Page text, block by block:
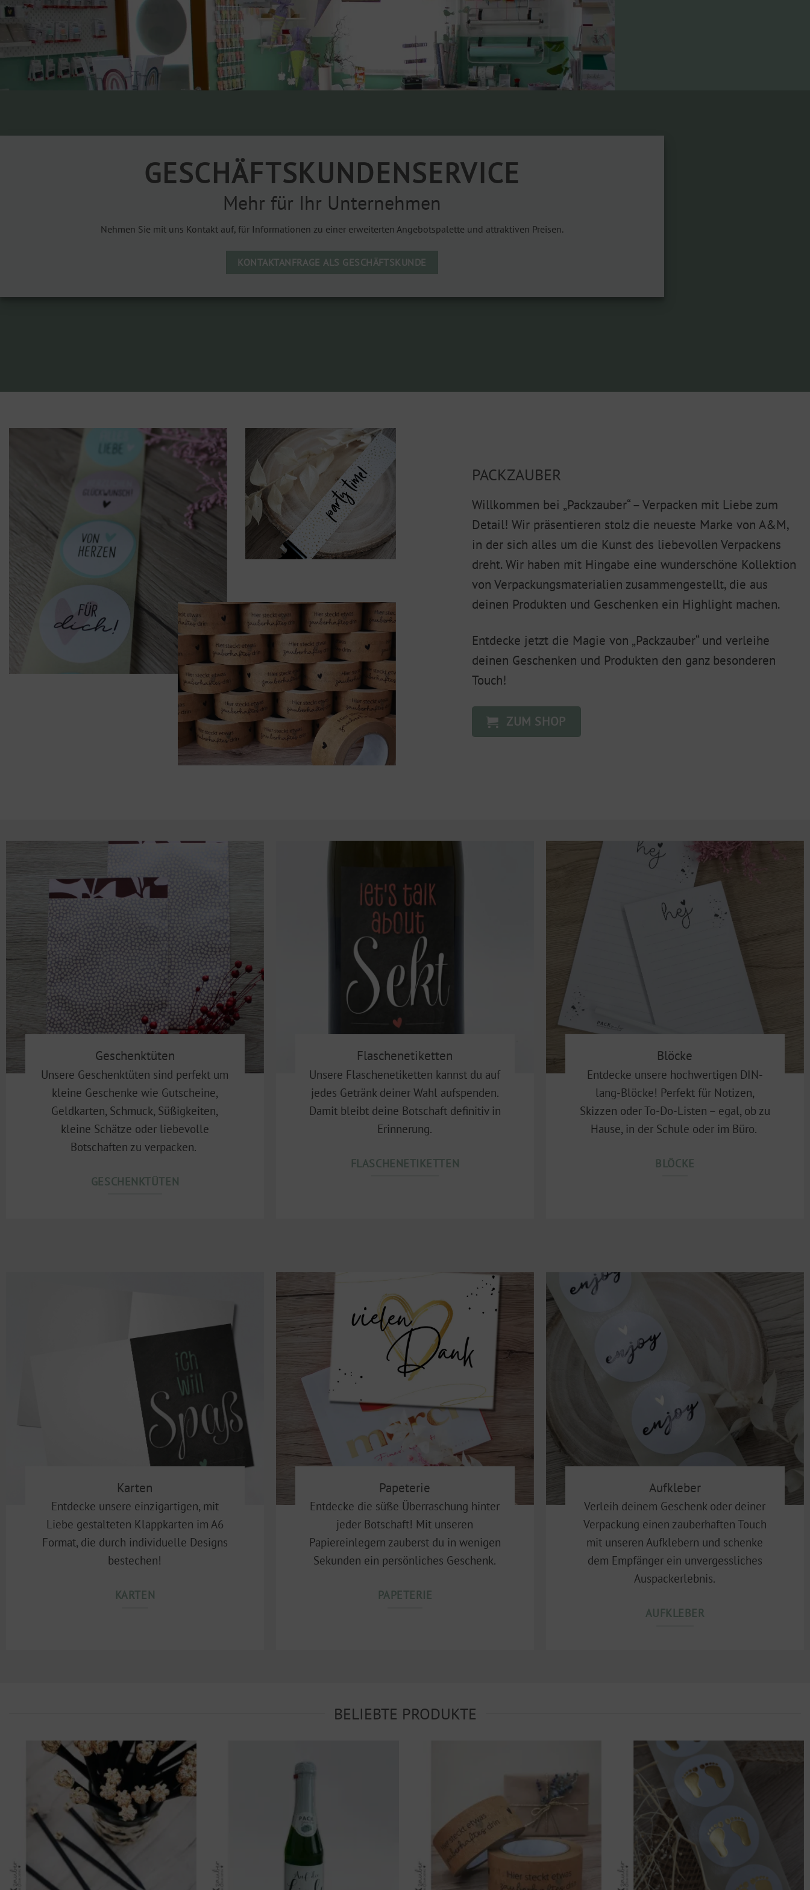
GESCHÄFTSKUNDENSERVICE
Mehr für Ihr Unternehmen
Nehmen Sie mit uns Kontakt auf, für Informationen zu einer erweiterten Angebotspalette und attraktiven Preisen.
KONTAKTANFRAGE ALS GESCHÄFTSKUNDE
PACKZAUBER
Willkommen bei „Packzauber“ – Verpacken mit Liebe zum
Detail! Wir präsentieren stolz die neueste Marke von A&M,
in der sich alles um die Kunst des liebevollen Verpackens
dreht. Wir haben mit Hingabe eine wunderschöne Kollektion
von Verpackungsmaterialien zusammengestellt, die aus
deinen Produkten und Geschenken ein Highlight machen.
Entdecke jetzt die Magie von „Packzauber“ und verleihe
deinen Geschenken und Produkten den ganz besonderen
Touch!
ZUM SHOP
Geschenktüten
Unsere Geschenktüten sind perfekt um
kleine Geschenke wie Gutscheine,
Geldkarten, Schmuck, Süßigkeiten,
kleine Schätze oder liebevolle
Botschaften zu verpacken.
GESCHENKTÜTEN
Flaschenetiketten
Unsere Flaschenetiketten kannst du auf
jedes Getränk deiner Wahl aufspenden.
Damit bleibt deine Botschaft definitiv in
Erinnerung.
FLASCHENETIKETTEN
Blöcke
Entdecke unsere hochwertigen DIN-
lang-Blöcke! Perfekt für Notizen,
Skizzen oder To-Do-Listen – egal, ob zu
Hause, in der Schule oder im Büro.
BLÖCKE
Karten
Entdecke unsere einzigartigen, mit
Liebe gestalteten Klappkarten im A6
Format, die durch individuelle Designs
bestechen!
KARTEN
Papeterie
Entdecke die süße Überraschung hinter
jeder Botschaft! Mit unseren
Papiereinlegern zauberst du in wenigen
Sekunden ein persönliches Geschenk.
PAPETERIE
Aufkleber
Verleih deinem Geschenk oder deiner
Verpackung einen zauberhaften Touch
mit unseren Aufklebern und schenke
dem Empfänger ein unvergessliches
Auspackerlebnis.
AUFKLEBER
BELIEBTE PRODUKTE